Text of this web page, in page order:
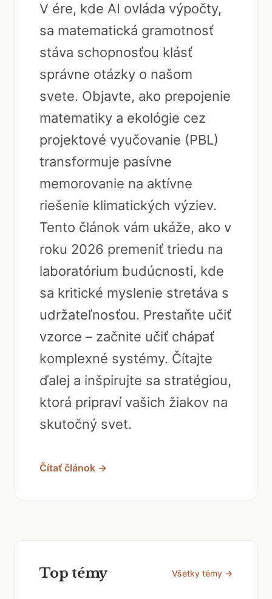
V ére, kde AI ovláda výpočty,
sa matematická gramotnosť
stáva schopnosťou klásť
správne otázky o našom
svete. Objavte, ako prepojenie
matematiky a ekológie cez
projektové vyučovanie (PBL)
transformuje pasívne
memorovanie na aktívne
riešenie klimatických výziev.
Tento článok vám ukáže, ako v
roku 2026 premeniť triedu na
laboratórium budúcnosti, kde
sa kritické myslenie stretáva s
udržateľnosťou. Prestaňte učiť
vzorce – začnite učiť chápať
komplexné systémy. Čítajte
ďalej a inšpirujte sa stratégiou,
ktorá pripraví vašich žiakov na
skutočný svet.
Čítať článok →
Top témy Všetky témy →